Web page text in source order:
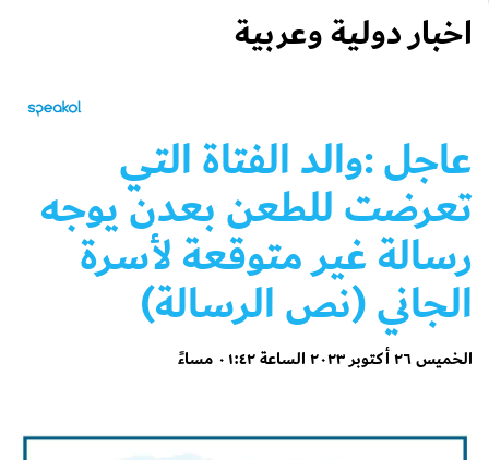
اخبار دولية وعربية
عاجل:والد الفتاة التي
تعرضت للطعن بعدن يوجه
رسالة غير متوقعة لأسرة
الجاني (نص الرسالة)
الخميس ٢٦ أكتوبر ٢٠٢٣ الساعة ٠١:٤٢ مساءً